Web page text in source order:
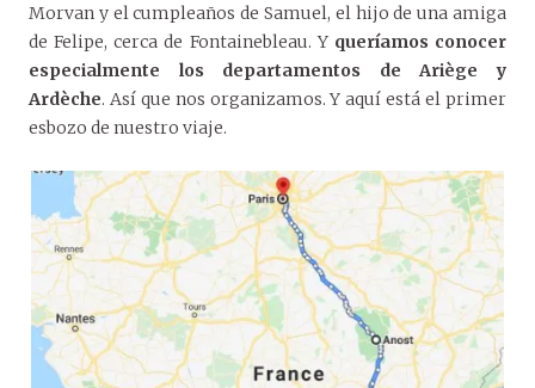
Morvan y el cumpleaños de Samuel, el hijo de una amiga
de Felipe, cerca de Fontainebleau. Y queríamos conocer
especialmente los departamentos de Ariège y
Ardèche. Así que nos organizamos. Y aquí está el primer
esbozo de nuestro viaje.